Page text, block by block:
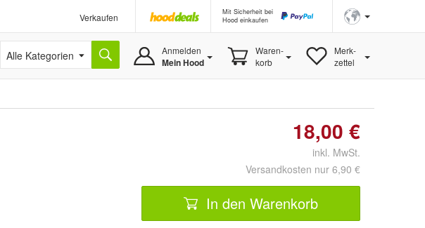
Verkaufen
Mit Sicherheit bei
Hood einkaufen
Alle Kategorien Anmelden
Mein Hood
Waren-
korb
Merk-
zettel
18,00 €
inkl. MwSt.
Versandkosten nur 6,90 €
In den Warenkorb